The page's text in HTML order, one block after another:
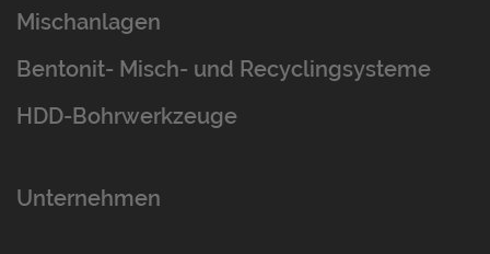
Mischanlagen
Bentonit- Misch- und Recyclingsysteme
HDD-Bohrwerkzeuge
Unternehmen